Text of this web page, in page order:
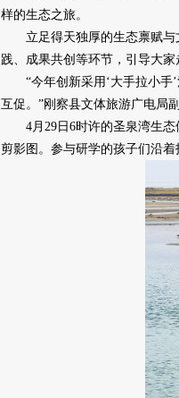
样的生态之旅。
立足得天独厚的生态禀赋与文
践、成果共创等环节，引导大家
“今年创新采用‘大手拉小手’
互促。”刚察县文体旅游广电局
4月29日6时许的圣泉湾生态
剪影图。参与研学的孩子们沿